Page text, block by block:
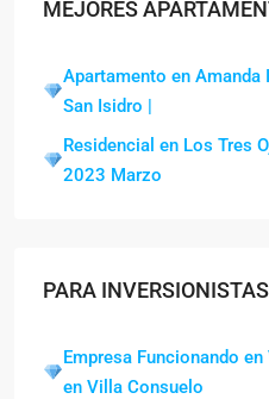
MEJORES
Apartamento en Amanda
San Isidro |
Residencial en Los Tres
2023 Marzo
PARA
Empresa Funcionando en
en Villa Consuelo